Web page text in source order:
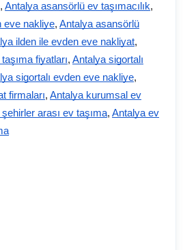
, Antalya asansörlü ev taşımacılık,
eve nakliye, Antalya asansörlü
ilden ile evden eve nakliyat,
fiyatları, Antalya sigortalı
sigortalı evden eve nakliye,
firmaları, Antalya kurumsal ev
arası ev taşıma, Antalya ev